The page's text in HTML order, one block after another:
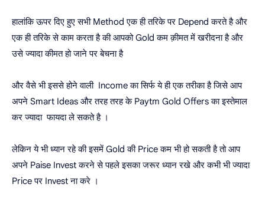
हालांकि ऊपर दिए हुए सभी Method एक ही तरिके पर Depend करते है और
एक ही तरिके से काम करता है की आपको Gold कम क़ीमत में खरीदना है और
उसे ज्यादा कीमत हो जाने पर बेचना है
और वैसे भी इससे होने वाली Income का सिर्फ ये ही एक तरीका है जिसे आप
अपने Smart Ideas और तरह तरह के Paytm Gold Offers का इस्तेमाल
कर ज्यादा फायदा ले सकते है ।
लेकिन ये भी ध्यान रहे की इसमें Gold की Price कम भी हो सकती है तो आप
अपने Paise Invest करने से पहले इसका जरूर ध्यान रखे और कभी भी ज्यादा
Price पर Invest ना करे ।